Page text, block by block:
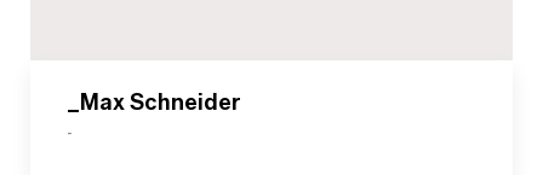
_Max Schneider
-